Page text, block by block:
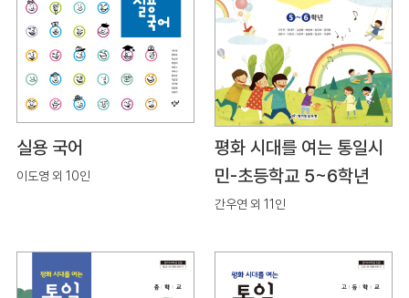
실용 국어
이도영 외 10인
평화 시대를 여는 통일시
민-초등학교 5~6학년
간우연 외 11인